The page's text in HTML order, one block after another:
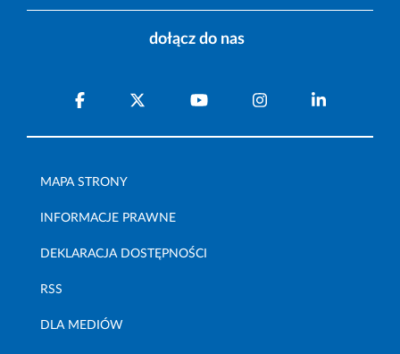
dołącz do nas
MAPA STRONY
INFORMACJE PRAWNE
DEKLARACJA DOSTĘPNOŚCI
RSS
DLA MEDIÓW